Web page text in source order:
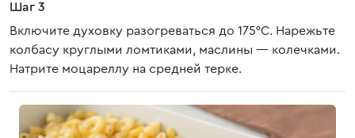
Шаг 3
Включите духовку разогреваться до 175°С. Нарежьте
колбасу круглыми ломтиками, маслины — колечками.
Натрите моцареллу на средней терке.